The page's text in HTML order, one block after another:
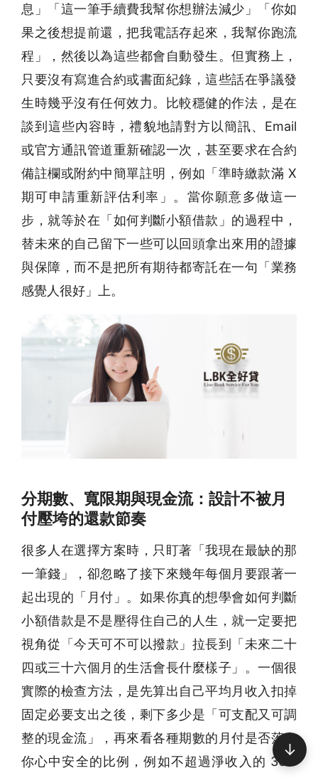
息」「這一筆手續費我幫你想辦法減少」「你如
果之後想提前還，把我電話存起來，我幫你跑流
程」，然後以為這些都會自動發生。但實務上，
只要沒有寫進合約或書面紀錄，這些話在爭議發
生時幾乎沒有任何效力。比較穩健的作法，是在
談到這些內容時，禮貌地請對方以簡訊、Email
或官方通訊管道重新確認一次，甚至要求在合約
備註欄或附約中簡單註明，例如「準時繳款滿 X
期可申請重新評估利率」。當你願意多做這一
步，就等於在「如何判斷小額借款」的過程中，
替未來的自己留下一些可以回頭拿出來用的證據
與保障，而不是把所有期待都寄託在一句「業務
感覺人很好」上。
分期數、寬限期與現金流：設計不被月
付壓垮的還款節奏
很多人在選擇方案時，只盯著「我現在最缺的那
一筆錢」，卻忽略了接下來幾年每個月要跟著一
起出現的「月付」。如果你真的想學會如何判斷
小額借款是不是壓得住自己的人生，就一定要把
視角從「今天可不可以撥款」拉長到「未來二十
四或三十六個月的生活會長什麼樣子」。一個很
實際的檢查方法，是先算出自己平均月收入扣掉
固定必要支出之後，剩下多少是「可支配又可調
整的現金流」，再來看各種期數的月付是否落在
你心中安全的比例，例如不超過淨收入的 30%
↓